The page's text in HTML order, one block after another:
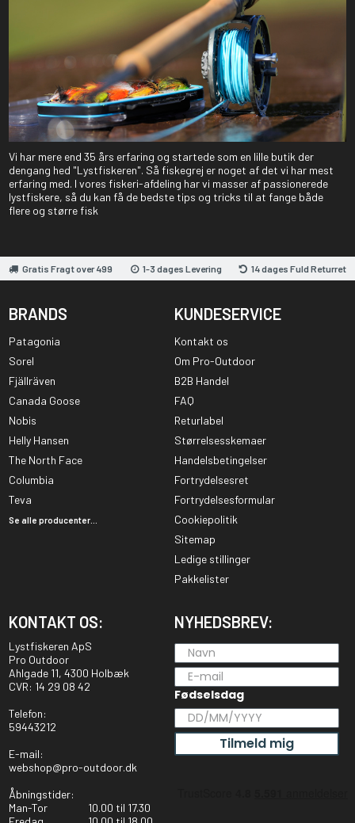
Vi har mere end 35 års erfaring og startede som en lille butik der
dengang hed "Lystfiskeren". Så fiskegrej er noget af det vi har mest
erfaring med. I vores fiskeri-afdeling har vi masser af passionerede
lystfiskere, så du kan få de bedste tips og tricks til at fange både
flere og større fisk
Gratis Fragt over 499 1-3 dages Levering 14 dages Fuld Returret
BRANDS
Patagonia
Sorel
Fjällräven
Canada Goose
Nobis
Helly Hansen
The North Face
Columbia
Teva
Se alle producenter...
KUNDESERVICE
Kontakt os
Om Pro-Outdoor
B2B Handel
FAQ
Returlabel
Størrelsesskemaer
Handelsbetingelser
Fortrydelsesret
Fortrydelsesformular
Cookiepolitik
Sitemap
Ledige stillinger
Pakkelister
KONTAKT OS:
Lystfiskeren ApS
Pro Outdoor
Ahlgade 11, 4300 Holbæk
CVR: 14 29 08 42
Telefon:
59443212
E-mail:
webshop@pro-outdoor.dk
Åbningstider:
Man-Tor
10.00 til 17.30
NYHEDSBREV:
Fødselsdag
Tilmeld mig